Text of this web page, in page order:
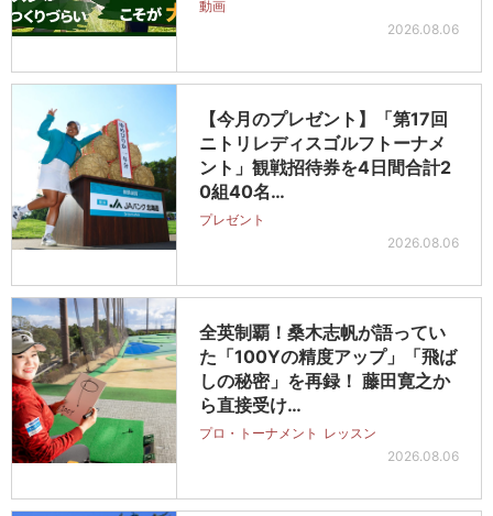
動画
2026.08.06
【今月のプレゼント】「第17回
ニトリレディスゴルフトーナメ
ント」観戦招待券を4日間合計2
0組40名…
プレゼント
2026.08.06
全英制覇！桑木志帆が語ってい
た「100Yの精度アップ」「飛ば
しの秘密」を再録！ 藤田寛之か
ら直接受け…
プロ・トーナメント レッスン
2026.08.06